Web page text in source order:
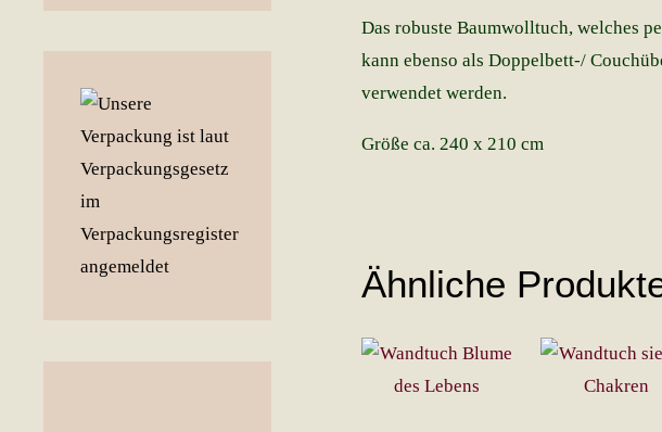
Das robuste Baumwolltuch, welches
kann ebenso als Doppelbett-/
verwendet werden.
Größe ca. 240 x 210 cm
Ähnliche